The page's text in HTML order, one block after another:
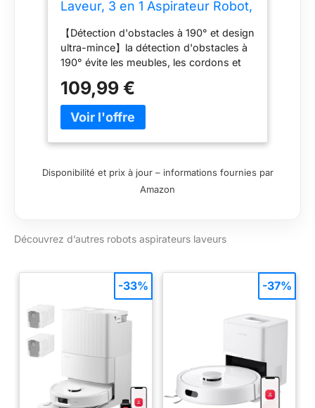
Laveur, 3 en 1 Aspirateur Robot,
5000Pa,150min, Évitement
d'obstacles, Zones Virtuelles,
Évitement d'obstacles
PSD,Alexa/APP/WiFi, Gris Pâle
【Détection d'obstacles à 190° et design
ultra-mince】la détection d'obstacles à
190° évite les meubles, les cordons et
l'ordre du millimètre. Le boîtier ultra-
mince de 95 mm permet d'atteindre les
espaces restreints pour une meilleure
avec un lavage en profondeur pour une
propreté impeccable. Il élimine
simultanément les taches tenaces et les
aspirateur robot offre une solution de
nettoyage complète, laissant vos sols
éclatants et parfaitement rafraîchis
cartographie dToF Navigation--Portée
de balayage jusqu'à 15 mètres, scanne
votre maison pour une planification
intelligente de l'itinéraire, garantissant
109,99 €
Disponibilité et prix à jour – informations fournies par
Amazon
Découvrez d’autres robots aspirateurs laveurs
-33% -37%